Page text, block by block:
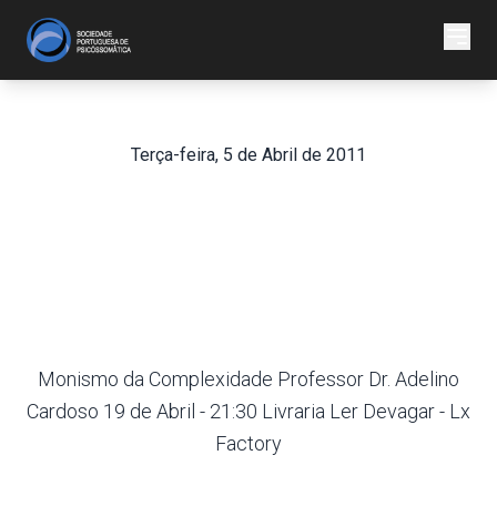
Terça-feira, 5 de Abril de 2011
Monismo da Complexidade Professor Dr. Adelino
Cardoso 19 de Abril - 21:30 Livraria Ler Devagar - Lx
Factory